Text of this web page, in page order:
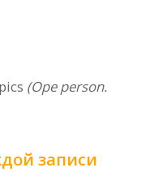
(Ope person.
записи